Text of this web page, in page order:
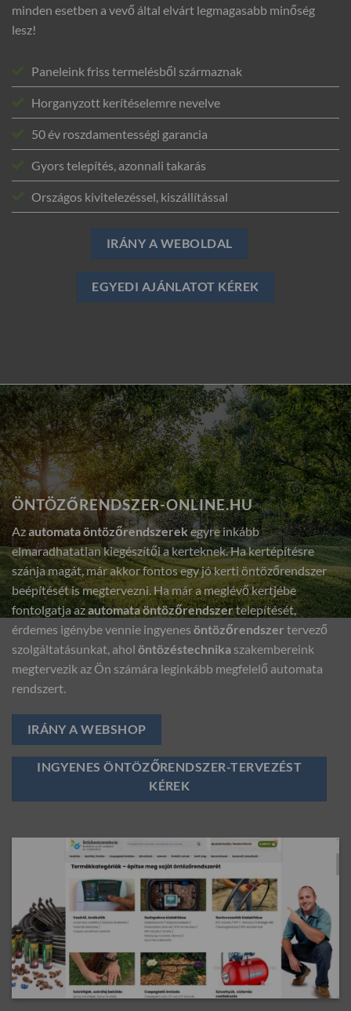
minden esetben a vevő által elvárt legmagasabb minőség
lesz!
Paneleink friss termelésből származnak
Horganyzott kerítéselemre nevelve
50 év roszdamentességi garancia
Gyors telepítés, azonnali takarás
Országos kivitelezéssel, kiszállítással
IRÁNY A WEBOLDAL
EGYEDI AJÁNLATOT KÉREK
ÖNTÖZŐRENDSZER-ONLINE.HU
Azautomata öntözőrendszerekegyre inkább
elmaradhatatlan kiegészítői a kerteknek. Ha kertépítésre
szánja magát, már akkor fontos egy jó kerti öntözőrendszer
beépítését is megtervezni. Ha már a meglévő kertjébe
fontolgatja azautomata öntözőrendszertelepítését,
érdemes igénybe vennie ingyenes öntözőrendszer tervező
szolgáltatásunkat, ahol öntözéstechnika szakembereink
megtervezik az Ön számára leginkább megfelelő automata
rendszert.
IRÁNY A WEBSHOP
INGYENES ÖNTÖZŐRENDSZER-TERVEZÉST
KÉREK